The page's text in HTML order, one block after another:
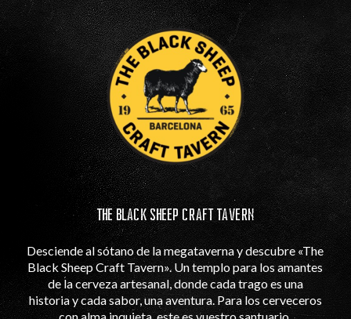
THE BLACK SHEEP CRAFT TAVERN
Desciende al sótano de la megataverna y descubre «The
Black Sheep Craft Tavern». Un templo para los amantes
de la cerveza artesanal, donde cada trago es una
historia y cada sabor, una aventura. Para los cerveceros
con alma inquieta, este es vuestro santuario.